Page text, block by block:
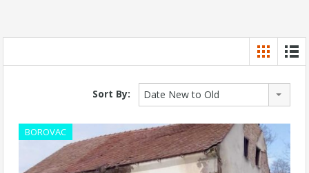
Sort By: Date New to Old
BOROVAC